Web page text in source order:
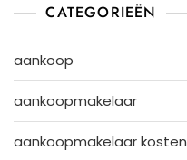
CATEGORIEËN
aankoop
aankoopmakelaar
aankoopmakelaar kosten